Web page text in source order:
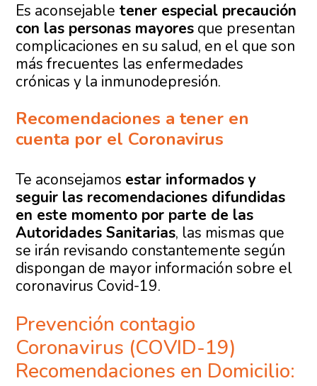
Es aconsejable tener especial precaución
con las personas mayores que presentan
complicaciones en su salud, en el que son
más frecuentes las enfermedades
crónicas y la inmunodepresión.
Recomendaciones a tener en
cuenta por el Coronavirus
Te aconsejamos estar informados y
seguir las recomendaciones difundidas
en este momento por parte de las
Autoridades Sanitarias, las mismas que
se irán revisando constantemente según
dispongan de mayor información sobre el
coronavirus Covid-19.
Prevención contagio
Coronavirus (COVID-19)
Recomendaciones en Domicilio: